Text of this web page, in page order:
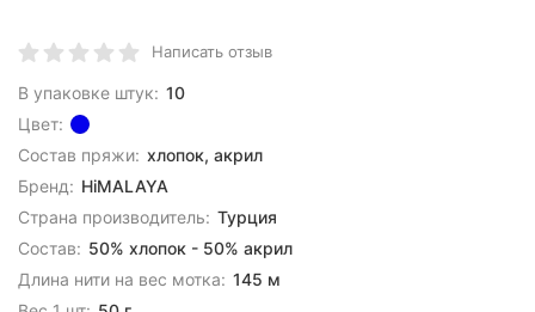
Написать отзыв
В упаковке штук: 10
Цвет:
Состав пряжи: хлопок, акрил
Бренд: HiMALAYA
Страна производитель: Турция
Состав: 50% хлопок - 50% акрил
Длина нити на вес мотка: 145 м